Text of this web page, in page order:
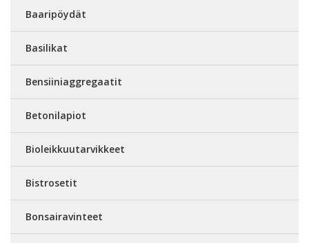
Baaripöydät
Basilikat
Bensiiniaggregaatit
Betonilapiot
Bioleikkuutarvikkeet
Bistrosetit
Bonsairavinteet